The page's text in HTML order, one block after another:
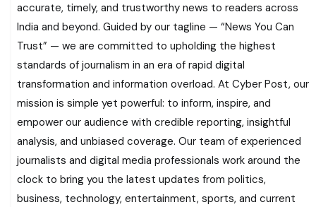
accurate, timely, and trustworthy news to readers across
India and beyond. Guided by our tagline — “News You Can
Trust” — we are committed to upholding the highest
standards of journalism in an era of rapid digital
transformation and information overload. At Cyber Post, our
mission is simple yet powerful: to inform, inspire, and
empower our audience with credible reporting, insightful
analysis, and unbiased coverage. Our team of experienced
journalists and digital media professionals work around the
clock to bring you the latest updates from politics,
business, technology, entertainment, sports, and current